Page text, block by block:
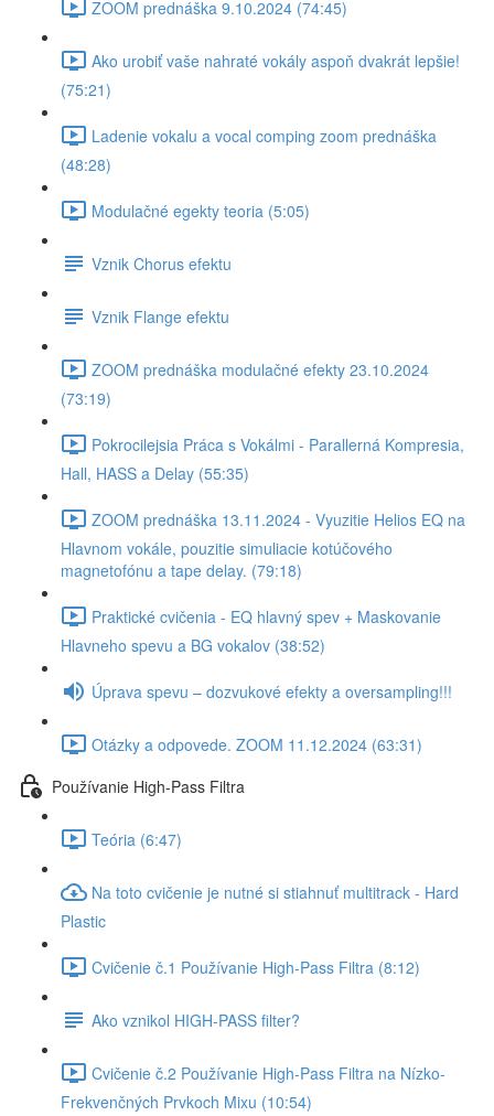
ZOOM prednáška 9.10.2024 (74:45)
Ako urobiť vaše nahraté vokály aspoň dvakrát lepšie!
(75:21)
Ladenie vokalu a vocal comping zoom prednáška
(48:28)
Modulačné egekty teoria (5:05)
Vznik Chorus efektu
Vznik Flange efektu
ZOOM prednáška modulačné efekty 23.10.2024
(73:19)
Pokrocilejsia Práca s Vokálmi - Parallerná Kompresia,
Hall, HASS a Delay (55:35)
ZOOM prednáška 13.11.2024 - Vyuzitie Helios EQ na
Hlavnom vokále, pouzitie simuliacie kotúčového
magnetofónu a tape delay. (79:18)
Praktické cvičenia - EQ hlavný spev + Maskovanie
Hlavneho spevu a BG vokalov (38:52)
Úprava spevu – dozvukové efekty a oversampling!!!
Otázky a odpovede. ZOOM 11.12.2024 (63:31)
Používanie High-Pass Filtra
Teória (6:47)
Na toto cvičenie je nutné si stiahnuť multitrack - Hard
Plastic
Cvičenie č.1 Používanie High-Pass Filtra (8:12)
Ako vznikol HIGH-PASS filter?
Cvičenie č.2 Používanie High-Pass Filtra na Nízko-
Frekvenčných Prvkoch Mixu (10:54)